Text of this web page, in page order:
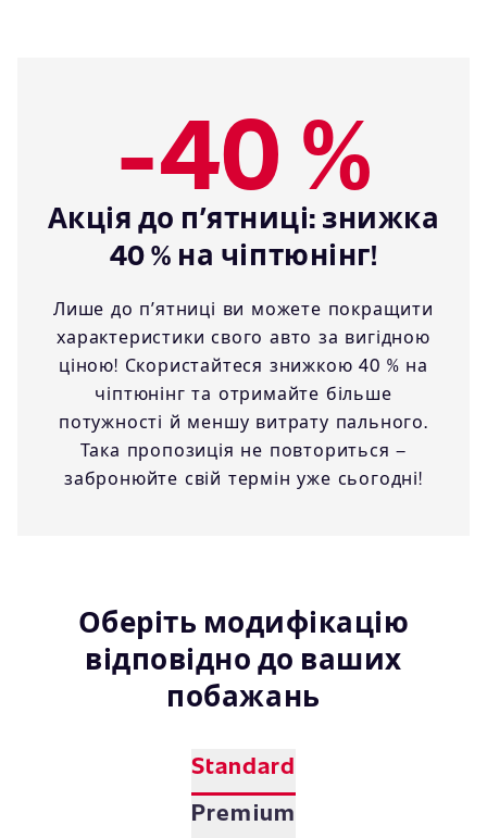
-40 %
Акція до пʼятниці: знижка
40 % на чіптюнінг!
Лише до пʼятниці ви можете покращити
характеристики свого авто за вигідною
ціною! Скористайтеся знижкою 40 % на
чіптюнінг та отримайте більше
потужності й меншу витрату пального.
Така пропозиція не повториться –
забронюйте свій термін уже сьогодні!
Оберіть модифікацію
відповідно до ваших
побажань
Standard
Premium